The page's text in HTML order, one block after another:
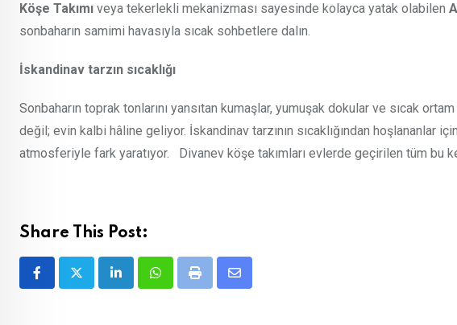
Köşe Takımı veya tekerlekli mekanizması sayesinde kolayca yatak olabilen
sonbaharın samimi havasıyla sıcak sohbetlere dalın.
İskandinav tarzın sıcaklığı
Sonbaharın toprak tonlarını yansıtan kumaşlar, yumuşak dokular ve sıcak
değil; evin kalbi hâline geliyor. İskandinav tarzının sıcaklığından hoşlananlar için
atmosferiyle fark yaratıyor. Divanev köşe takımları evlerde geçirilen tüm bu
Share This Post:
LinkedInWhatsappPrint
Share